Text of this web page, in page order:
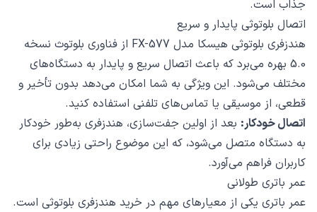
جذاب است.
اتصال بلوتوثی پایدار و سریع
هندزفری بلوتوثی هیسکا مدل FX-577 از فناوری بلوتوث نسخه
5.0 بهره می‌برد که باعث اتصال سریع و پایدار به دستگاه‌های
مختلف می‌شود. این ویژگی به شما امکان می‌دهد بدون تأخیر و
قطعی، از موسیقی یا تماس‌های تلفنی استفاده کنید.
اتصال خودکار: بعد از اولین جفت‌سازی، هندزفری به‌طور خودکار
به دستگاه متصل می‌شود، که این موضوع راحتی زیادی برای
کاربران فراهم می‌آورد.
عمر باتری طولانی
عمر باتری یکی از معیارهای مهم در خرید هندزفری بلوتوثی است.